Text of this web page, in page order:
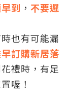
到 ， 不要遲
也有可能漏
訂購新居落
禮時，有足
喔！